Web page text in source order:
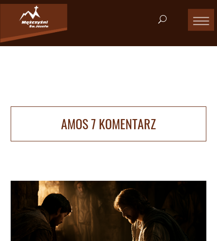
AMOS 7 KOMENTARZ